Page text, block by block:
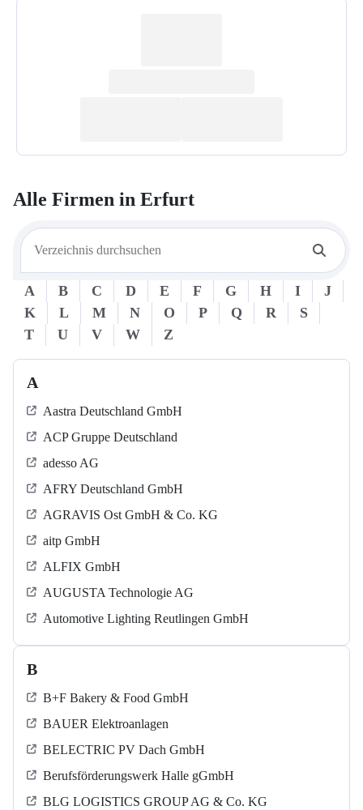
Alle Firmen in Erfurt
A B C D E F G H I
J
K
L M N O P Q R
S
T
U V W Z
A
Aastra Deutschland GmbH
ACP Gruppe Deutschland
adesso AG
AFRY Deutschland GmbH
AGRAVIS Ost GmbH & Co. KG
aitp GmbH
ALFIX GmbH
AUGUSTA Technologie AG
Automotive Lighting Reutlingen GmbH
B
B+F Bakery & Food GmbH
BAUER Elektroanlagen
BELECTRIC PV Dach GmbH
Berufsförderungswerk Halle gGmbH
BLG LOGISTICS GROUP AG & Co. KG